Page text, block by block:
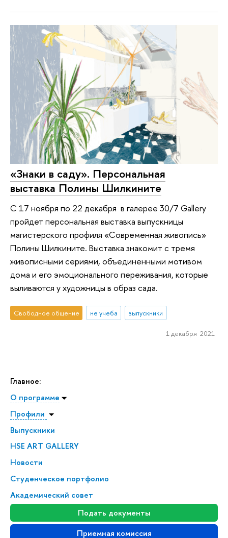
Главное:
О программе
Профили
Выпускники
HSE ART GALLERY
Новости
Студенческое портфолио
Академический совет
Подать документы
Приемная комиссия
«Знаки в саду». Персональная
выставка Полины Шилкините
С 17 ноября по 22 декабря в галерее 30/7 Gallery
пройдет персональная выставка выпускницы
магистерского профиля «Современная живопись»
Полины Шилкините. Выставка знакомит с тремя
живописными сериями, объединенными мотивом
дома и его эмоционального переживания, которые
выливаются у художницы в образ сада.
Свободное общение не учеба выпускники
1 декабря 2021